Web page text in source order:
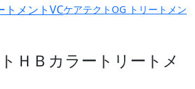
ケアテクトOG トリートメン
ＨＢカラートリートメ